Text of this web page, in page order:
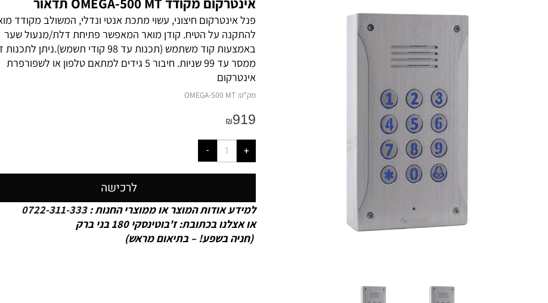
אינטרקום מקודד OMEGA-500 MT תדאור
פנל אינטרקום חיצוני, עשוי מתכת אנטי ונדלי, המשולב מקודד מואר
התקנה על הטיח.קודן מואר המאפשר פתיחת דלת/מנעול שער
באמצעות קוד משתמש (תכנות עד 98 קודי תשמש).ניתן לתכנות זמן
ממסר עד 99 שניות. חיבור 5 גידים למתאם טלפון או לשפורפרת
לרכישה
למידע אודות המוצר או ממוצרי החנות :0722-311-333
או אצלנו בכתובת: ז'בוטינסקי 180 בני ברק